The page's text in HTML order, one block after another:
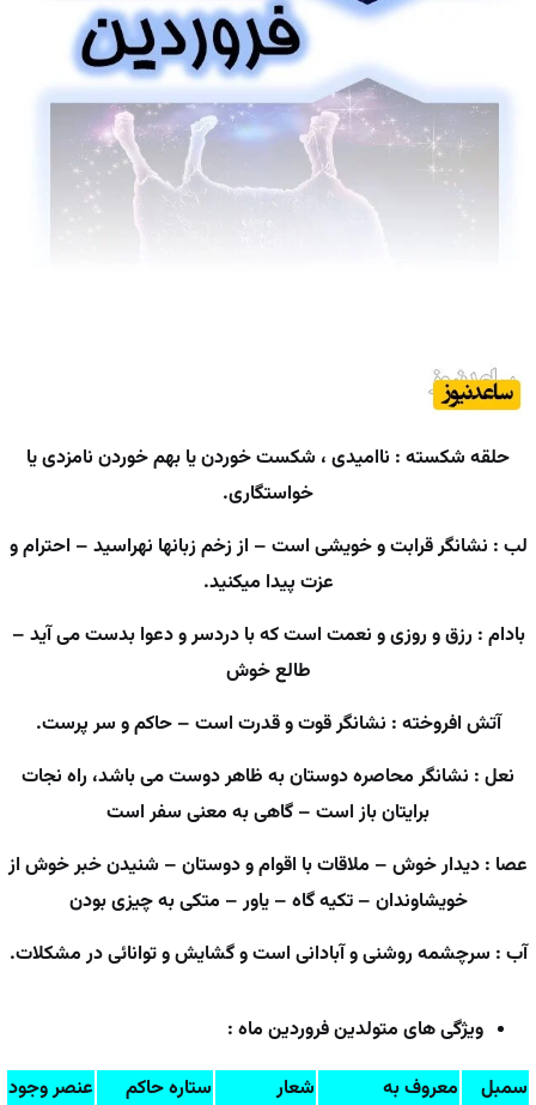
حلقه شکسته : ناامیدی ، شکست خوردن یا بهم خوردن نامزدی یا
خواستگاری.
لب : نشانگر قرابت و خویشی است – از زخم زبانها نهراسید – احترام و
عزت پیدا میکنید.
بادام : رزق و روزی و نعمت است که با دردسر و دعوا بدست می آید –
طالع خوش
آتش افروخته : نشانگر قوت و قدرت است – حاکم و سر پرست.
نعل : نشانگر محاصره دوستان به ظاهر دوست می باشد، راه نجات
برایتان باز است – گاهی به معنی سفر است
عصا : دیدار خوش – ملاقات با اقوام و دوستان – شنیدن خبر خوش از
خویشاوندان – تکیه گاه – یاور – متکی به چیزی بودن
آب : سرچشمه روشنی و آبادانی است و گشایش و توانائی در مشکلات.
ویژگی های متولدین فروردین ماه :
سمبل
معروف به شعار ستاره حاکم
عنصر وجود